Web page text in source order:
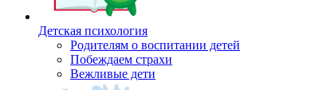
Детская психология
Родителям о воспитании детей
Побеждаем страхи
Вежливые дети